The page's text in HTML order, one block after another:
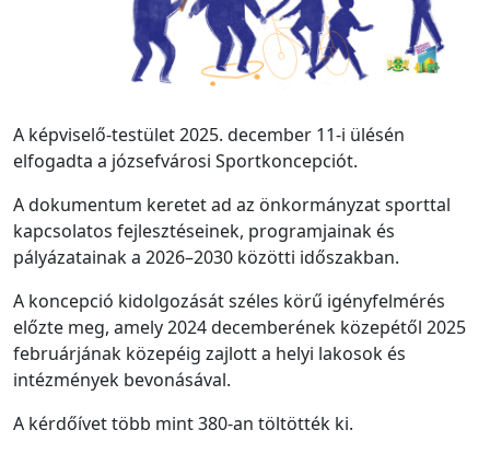
A képviselő-testület 2025. december 11-i ülésén
elfogadta a józsefvárosi Sportkoncepciót.
A dokumentum keretet ad az önkormányzat sporttal
kapcsolatos fejlesztéseinek, programjainak és
pályázatainak a 2026–2030 közötti időszakban.
A koncepció kidolgozását széles körű igényfelmérés
előzte meg, amely 2024 decemberének közepétől 2025
februárjának közepéig zajlott a helyi lakosok és
intézmények bevonásával.
A kérdőívet több mint 380-an töltötték ki.